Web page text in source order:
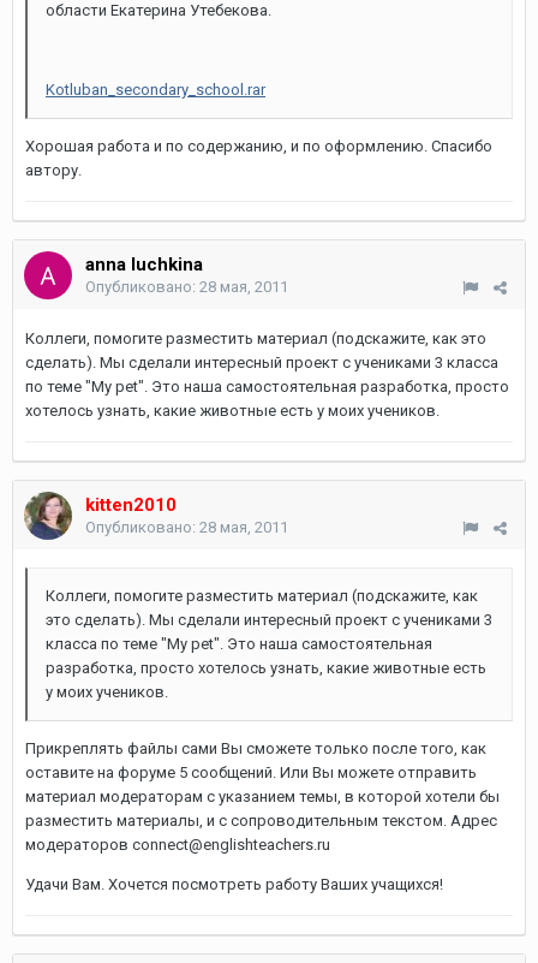
области Екатерина Утебекова.
Kotluban_secondary_school.rar
Хорошая работа и по содержанию, и по оформлению. Спасибо
автору.
anna luchkina
Опубликовано: 28 мая, 2011
Коллеги, помогите разместить материал (подскажите, как это
сделать). Мы сделали интересный проект с учениками 3 класса
по теме "My pet". Это наша самостоятельная разработка, просто
хотелось узнать, какие животные есть у моих учеников.
kitten2010
Опубликовано: 28 мая, 2011
Коллеги, помогите разместить материал (подскажите, как
это сделать). Мы сделали интересный проект с учениками 3
класса по теме "My pet". Это наша самостоятельная
разработка, просто хотелось узнать, какие животные есть
у моих учеников.
Прикреплять файлы сами Вы сможете только после того, как
оставите на форуме 5 сообщений. Или Вы можете отправить
материал модераторам с указанием темы, в которой хотели бы
разместить материалы, и с сопроводительным текстом. Адрес
модераторов connect@englishteachers.ru
Удачи Вам. Хочется посмотреть работу Ваших учащихся!